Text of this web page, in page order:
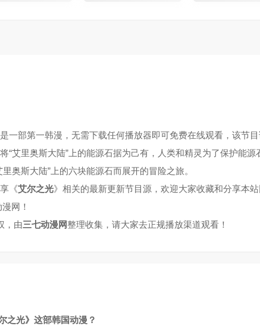
一部第一韩漫，无需下载任何播放器即可免费在线观看，该节
“艾里奥斯大陆”上的能源石据为己有，人类和精灵为了保护能源
奥斯大陆”上的六块能源石而展开的冒险之旅。
《艾尔之光》相关的最新更新节目源，欢迎大家收藏和分享本站
网！
，由三七动漫网整理收集，请大家去正规播放渠道观看！
之光》这部韩国动漫？